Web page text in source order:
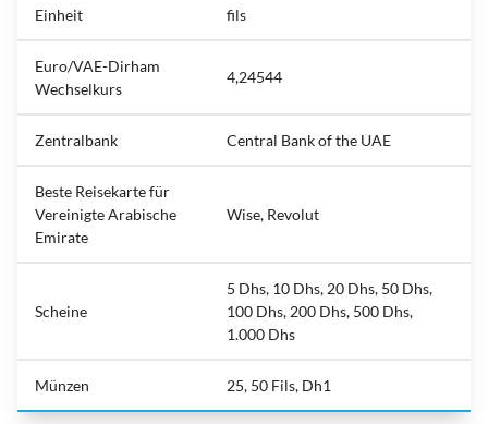
Einheit fils
Euro/VAE-Dirham
Wechselkurs
4,24544
Zentralbank Central Bank of the UAE
Beste Reisekarte für
Vereinigte Arabische
Emirate
Wise, Revolut
Scheine
5 Dhs, 10 Dhs, 20 Dhs, 50 Dhs,
100 Dhs, 200 Dhs, 500 Dhs,
1.000 Dhs
Münzen 25, 50 Fils, Dh1